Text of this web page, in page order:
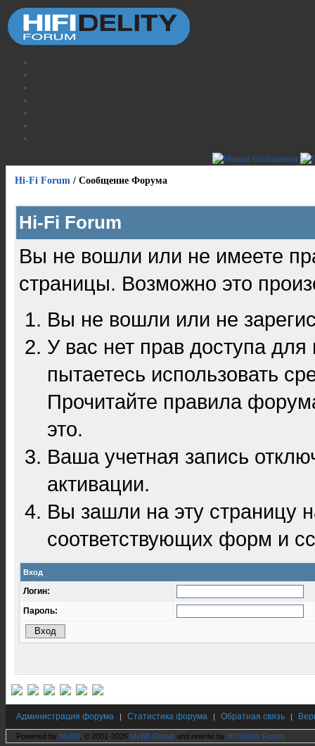
Hi-Fi Forum / Сообщение Форума
Hi-Fi Forum
Вы не вошли или не имеете
страницы. Возможно это
Вы не вошли или не
У вас нет прав доступа
пытаетесь использовать
Прочитайте правила
это.
Ваша учетная запись
активации.
Вы зашли на эту
соответствующих форм и
Вход
Логин:
Пароль:
Администрация форума | Статистика форума | Обратная связь |
Powered by MyBB , © 2001-2026 MyBB Group and rewrite by Hi Fidelity Forum